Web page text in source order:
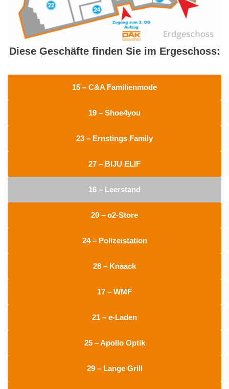
Diese Geschäfte finden Sie im Ergeschoss:
15 – C&A Familienmode
19 – Shoe4you
23 – Ernstings Family
27 – BIJU ELIF
16 – Leerstand
20 – o2-Store
24 – Polizeistation
28 – Knaack
17 – WMF
21 – e-Laden
25 – Apollo Optik
29 – Lange Grill